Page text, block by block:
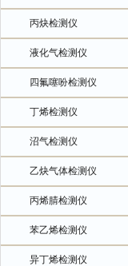
丙炔检测仪
液化气检测仪
四氟噻吩检测仪
丁烯检测仪
沼气检测仪
乙炔气体检测仪
丙烯腈检测仪
苯乙烯检测仪
异丁烯检测仪